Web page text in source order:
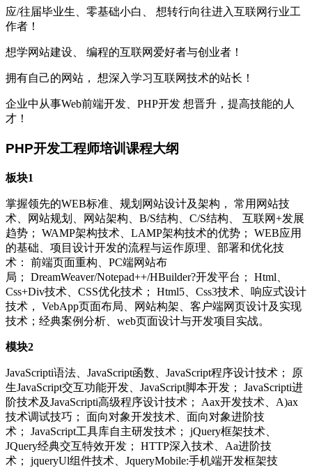
应/往届毕业生、零基础小白、 想转行向往进入互联网行业工
作者！
想学网站建设、 编程的互联网爱好者与创业者！
拥有自己的网站， 想深入学习互联网技术的站长！
企业中从事Web前端开发、PHP开发 想晋升，提高技能的人
才！
PHP开发工程师培训课程大纲
板块1
掌握领先的WEB标准、规划网站设计及架构， 常用网站技
术、网站规划、网站架构、B/S结构、C/S结构、 互联网+发展
趋势； WAMP架构技术、LAMP架构技术的优势； WEB应用
的基础、项目设计开发的流程与运作原理、部署和优化技
术： 前端页面重构、PC端网站布
局； DreamWeaver/Notepad++/HBuilder?开发平台； Html、
Css+Div技术、CSS优化技术； Html5、Css3技术、响应式设计
技术， VebApp页面布局、网站构架、客户端网页设计及实现
技术；经典案例分析、web页面设计与开发项目实战。
模块2
JavaScripti语法、JavaScript函数、JavaScript程序设计技术； 原
生JavaScript交互功能开发、JavaScript脚本开发； JavaScripti进
阶技术及JavaScripti高级程序设计技术； Aax开发技术、A)ax
技术调试技巧； 面向对象开发技术、面向对象进阶技
术； JavaScript工具库自主研发技术； jQuery框架技术、
JQuery经典交互特效开发； HTTP深入技术、Aa进阶技
术； jqueryUl组件技术、JqueryMobile:手机端开发框架技